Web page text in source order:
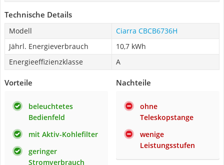
Technische Details
Modell
Ciarra CBCB6736H
Jährl. Energieverbrauch
10,7 kWh
Energieeffizienzklasse
A
Vorteile
beleuchtetes
Bedienfeld
mit Aktiv-Kohlefilter
geringer
Stromverbrauch
Nachteile
ohne
Teleskopstange
wenige
Leistungsstufen